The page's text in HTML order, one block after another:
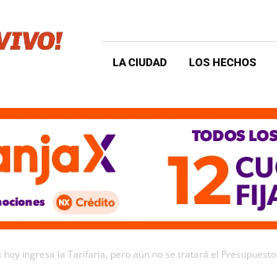
LA CIUDAD LOS HECHOS
hoy ingresa la Tarifaria, pero aún no se tratará el Presupuesto